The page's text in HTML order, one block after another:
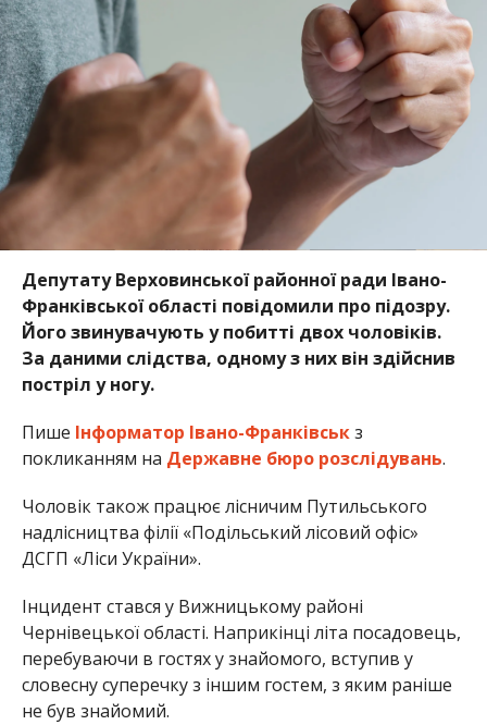
Депутату Верховинської районної ради Івано-
Франківської області повідомили про підозру.
Його звинувачують у побитті двох чоловіків.
За даними слідства, одному з них він здійснив
постріл у ногу.
Пише Інформатор Івано-Франківськз
покликанням на Державне бюро розслідувань.
Чоловік також працює лісничим Путильського
надлісництва філії «Подільський лісовий офіс»
ДСГП «Ліси України».
Інцидент стався у Вижницькому районі
Чернівецької області. Наприкінці літа посадовець,
перебуваючи в гостях у знайомого, вступив у
словесну суперечку з іншим гостем, з яким раніше
не був знайомий.